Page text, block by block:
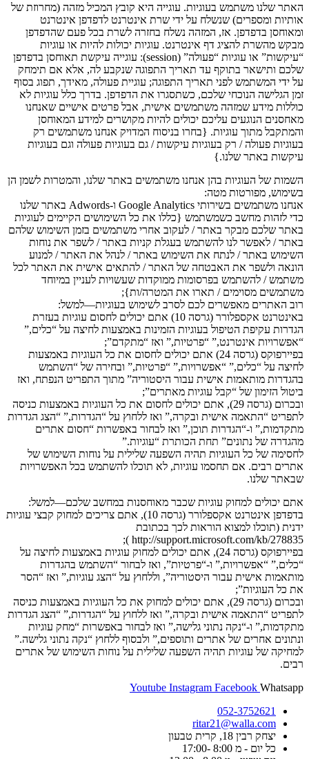
האתר שלנו משתמש בעוגיות. עוגייה היא קובץ המכיל מזהה (מחרוזת של
אותיות ומספרים) שנשלח על ידי שרת אינטרנט לדפדפן אינטרנט
ומאוחסן בדפדפן. אז, המזהה נשלח בחזרה לשרת בכל פעם שהדפדפן
מבקש מהשרת להציג דף אינטרנט. עוגיות יכולות להיות או עוגיות
“עיקשות” או עוגיות “פעולה” (session): עוגייה עיקשת תאוחסן בדפדפן
שלכם ותישאר בתוקף עד תאריך התפוגה שנקבע לה, אלא אם תימחק
על ידי המשתמש לפני תאריך התפוגה; עוגיית פעולה, מאידך, תפוג בסוף
זמן הגלישה הנוכחי שלכם, כשתסגרו את הדפדפן. בדרך כלל עוגיות לא
כוללות מידע שמזהה משתמשים אישית, אבל פרטים אישיים שאנחנו
מאחסנים הנוגעים עליכם יכולים להיות מקושרים למידע המאוחסן
והמתקבל מתוך עוגיות. {בחרו בניסוח המדויק אנחנו משתמשים רק
בעוגיות פעולה / רק בעוגיות עיקשות / גם בעוגיות פעולה וגם בעוגיות
עיקשות באתר שלנו.}
השמות של העוגיות בהן אנחנו משתמשים באתר שלנו, והמטרות לשמן הן
בשימוש, מפורטות מטה:
אנחנו משתמשים בשירותי Google Analytics ו-Adwords באתר שלנו
כדי לזהות מחשב כשמשתמש {כללו את כל השימושים הקיימים לעוגיות
באתר שלכם מבקר באתר / לעקוב אחרי משתמשים בזמן השימוש שלהם
באתר / לאפשר לנו להשתמש בעגלת קניות באתר / לשפר את נוחות
השימוש באתר / לנתח את השימוש באתר / לנהל את האתר / למנוע
הונאה ולשפר את האבטחה של האתר / להתאים אישית את האתר לכל
משתמש / להשתמש בפרסומות ממוקדות שעשויות לעניין במיוחד
משתמשים מסוימים / תארו את המטרה/ות};
רוב האתרים מאפשרים לכם לסרב לשימוש בעוגיות—למשל:
באינטרנט אקספלורר (גרסה 10) אתם יכולים לחסום עוגיות בעזרת
הגדרות עקיפת הטיפול בעוגיות הזמינות באמצעות לחיצה על “כלים,”
“אפשרויות אינטרנט,” “פרטיות,” ואז “מתקדם”;
בפיירפוקס (גרסה 24) אתם יכולים לחסום את כל העוגיות באמצעות
לחיצה על “כלים,” “אפשרויות,” “פרטיות,” ובחירה של “השתמש
בהגדרות מותאמות אישית עבור היסטוריה” מתוך התפריט הנפתח, ואז
ביטול הזימון של “קבל עוגיות מאתרים”;
ובכרום (גרסה 29), אתם יכולים לחסום את כל העוגיות באמצעות כניסה
לתפריט “התאמה אישית ובקרה,” ואז ללחוץ על “הגדרות,” “הצג הגדרות
מתקדמות,” ו-“הגדרות תוכן,” ואז לבחור באפשרות “חסום אתרים
מהגדרה של נתונים” תחת הכותרת “עוגיות.”
לחסימה של כל העוגיות תהיה השפעה שלילית על נוחות השימוש של
אתרים רבים. אם תחסמו עוגיות, לא תוכלו להשתמש בכל האפשרויות
שבאתר שלנו.
אתם יכולים למחוק עוגיות שכבר מאוחסנות במחשב שלכם—למשל:
בדפדפן אינטרנט אקספלורר (גרסה 10), אתם צריכים למחוק קבצי עוגיות
ידנית (תוכלו למצוא הוראות לכך בכתובת
http://support.microsoft.com/kb/278835 );
בפיירפוקס (גרסה 24), אתם יכולים למחוק עוגיות באמצעות לחיצה על
“כלים,” “אפשרויות,” ו-“פרטיות”, ואז לבחור “השתמש בהגדרות
מותאמות אישית עבור היסטוריה”, וללחוץ על “הצג עוגיות,” ואז “הסר
את כל העוגיות”;
ובכרום (גרסה 29), אתם יכולים למחוק את כל העוגיות באמצעות כניסה
לתפריט “התאמה אישית ובקרה,” ואז ללחוץ על “הגדרות,” “הצג הגדרות
מתקדמות,” ו-“נקה נתוני גלישה,” ואז לבחור באפשרות “מחק עוגיות
ונתונים אחרים של אתרים ותוספים,” ולבסוף ללחוץ “נקה נתוני גלישה.”
למחיקה של עוגיות תהיה השפעה שלילית על נוחות השימוש של אתרים
רבים.
Youtube Instagram Facebook Whatsapp
052-3752621
ritar21@walla.com
יצחק רבין 18, קרית טבעון
כל יום - מ 8:00 -17:00